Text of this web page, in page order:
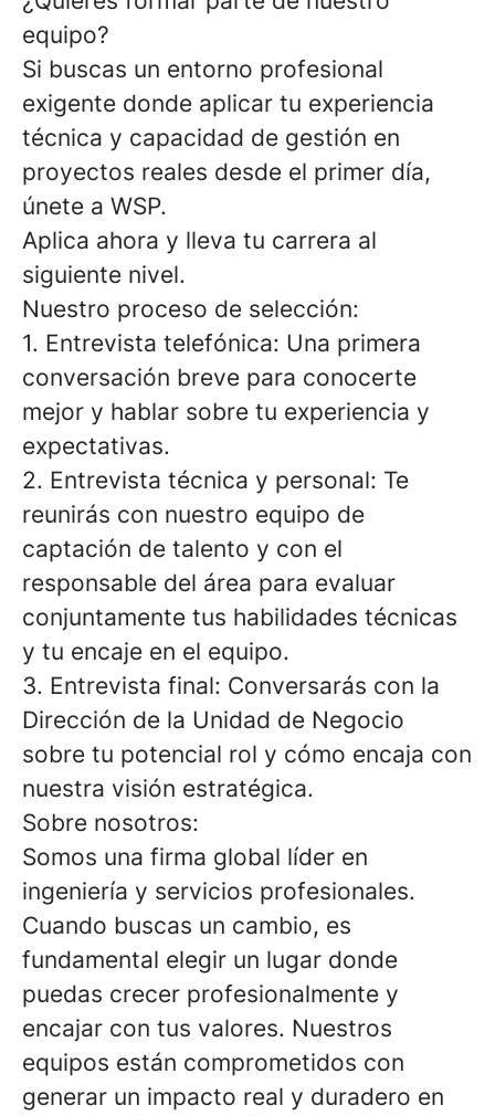
equipo?
Si buscas un entorno profesional
exigente donde aplicar tu experiencia
técnica y capacidad de gestión en
proyectos reales desde el primer día,
únete a WSP.
Aplica ahora y lleva tu carrera al
siguiente nivel.
Nuestro proceso de selección:
1. Entrevista telefónica: Una primera
conversación breve para conocerte
mejor y hablar sobre tu experiencia y
expectativas.
2. Entrevista técnica y personal: Te
reunirás con nuestro equipo de
captación de talento y con el
responsable del área para evaluar
conjuntamente tus habilidades técnicas
y tu encaje en el equipo.
3. Entrevista final: Conversarás con la
Dirección de la Unidad de Negocio
sobre tu potencial rol y cómo encaja con
nuestra visión estratégica.
Sobre nosotros:
Somos una firma global líder en
ingeniería y servicios profesionales.
Cuando buscas un cambio, es
fundamental elegir un lugar donde
puedas crecer profesionalmente y
encajar con tus valores. Nuestros
equipos están comprometidos con
generar un impacto real y duradero en